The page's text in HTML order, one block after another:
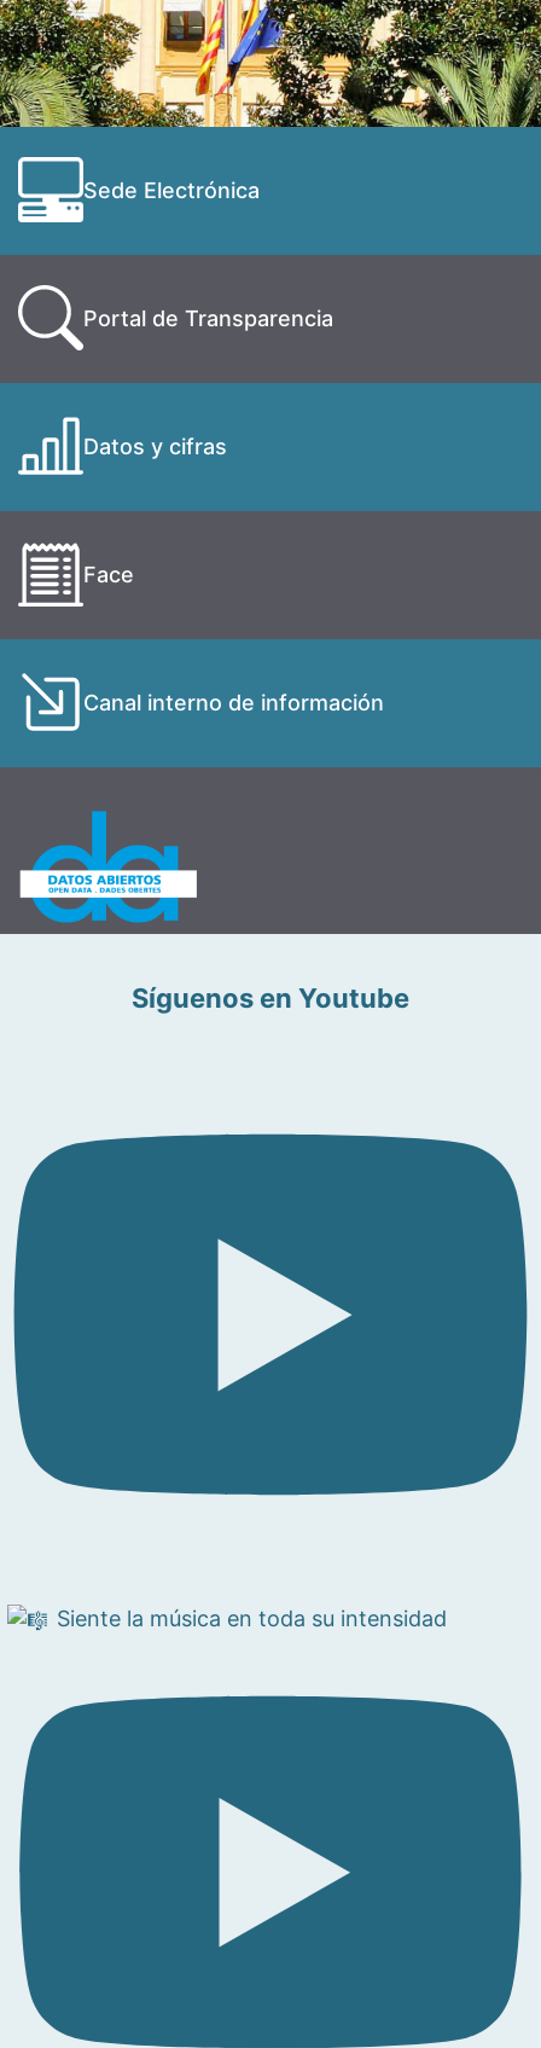
Sede Electrónica
Portal de Transparencia
Datos y cifras
Face
Canal interno de información
Síguenos en Youtube
Siente la música en toda su intensidad